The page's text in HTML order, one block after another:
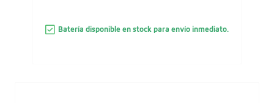
Batería disponible en stock para envío inmediato.